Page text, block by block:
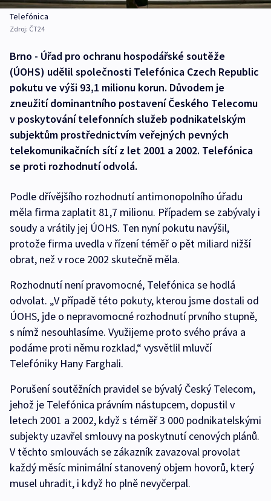
Telefónica
Zdroj: ČT24
Brno - Úřad pro ochranu hospodářské soutěže
(ÚOHS) udělil společnosti Telefónica Czech Republic
pokutu ve výši 93,1 milionu korun. Důvodem je
zneužití dominantního postavení Českého Telecomu
v poskytování telefonních služeb podnikatelským
subjektům prostřednictvím veřejných pevných
telekomunikačních sítí z let 2001 a 2002. Telefónica
se proti rozhodnutí odvolá.
Podle dřívějšího rozhodnutí antimonopolního úřadu
měla firma zaplatit 81,7 milionu. Případem se zabývaly i
soudy a vrátily jej ÚOHS. Ten nyní pokutu navýšil,
protože firma uvedla v řízení téměř o pět miliard nižší
obrat, než v roce 2002 skutečně měla.
Rozhodnutí není pravomocné, Telefónica se hodlá
odvolat. „V případě této pokuty, kterou jsme dostali od
ÚOHS, jde o nepravomocné rozhodnutí prvního stupně,
s nímž nesouhlasíme. Využijeme proto svého práva a
podáme proti němu rozklad,“ vysvětlil mluvčí
Telefóniky Hany Farghali.
Porušení soutěžních pravidel se bývalý Český Telecom,
jehož je Telefónica právním nástupcem, dopustil v
letech 2001 a 2002, když s téměř 3 000 podnikatelskými
subjekty uzavřel smlouvy na poskytnutí cenových plánů.
V těchto smlouvách se zákazník zavazoval provolat
každý měsíc minimální stanovený objem hovorů, který
musel uhradit, i když ho plně nevyčerpal.